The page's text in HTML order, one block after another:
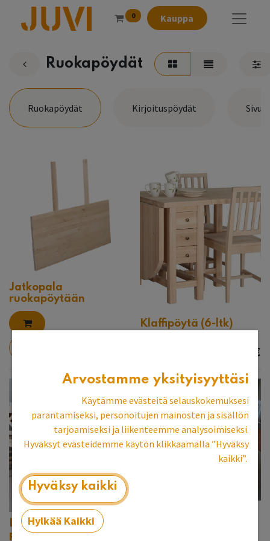
0 Kauppa
Ruokapöydät
Ruokapöydät Kirjoituspöydät
Jatkopala
ruokapöytään
Klaffipöytä (6-ltk)
€
Lankkupöytä 250 cm,
puuvalmis
Arvostamme yksityisyyttäsi
Käytämme evästeitä selauskokemuksesi
parantamiseksi, personoitujen mainosten ja sisällön
tarjoamiseksi ja liikenteemme analysoimiseksi.
Hyväksyt evästeidemme käytön klikkaamalla ”Hyväksy
kaikki”.
Hyväksy kaikki
Hylkää Kaikki